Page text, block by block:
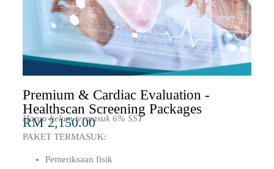
Premium & Cardiac Evaluation -
Healthscan Screening Packages
RM 2,150.00
Harga belum termasuk 6% SST
PAKET TERMASUK:
Pemeriksaan fisik